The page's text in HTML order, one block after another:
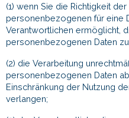
(1) wenn Sie die Richtigkeit
personenbezogenen für eine
Verantwortlichen ermöglicht,
personenbezogenen Daten
(2) die Verarbeitung
personenbezogenen Daten
Einschränkung der Nutzung
verlangen;